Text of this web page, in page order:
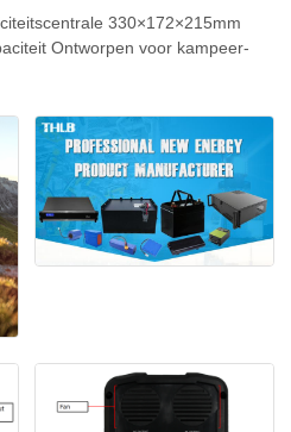
330×172×215mm
Ontworpen voor kampeer-